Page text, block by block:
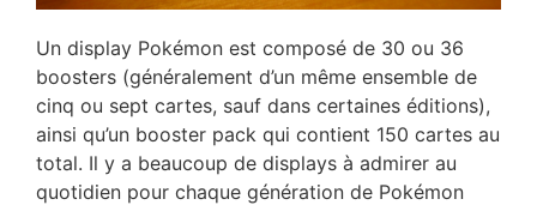
Un display Pokémon est composé de 30 ou 36
boosters (généralement d’un même ensemble de
cinq ou sept cartes, sauf dans certaines éditions),
ainsi qu’un booster pack qui contient 150 cartes au
total. Il y a beaucoup de displays à admirer au
quotidien pour chaque génération de Pokémon